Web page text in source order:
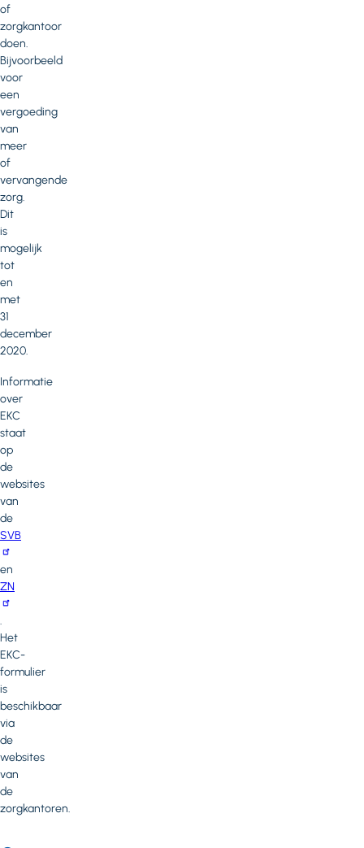
of
zorgkantoor
doen.
Bijvoorbeeld
voor
een
vergoeding
van
meer
of
vervangende
zorg.
Dit
is
mogelijk
tot
en
met
31
december
2020.
Informatie
over
EKC
staat
op
de
websites
van
de
SVB
en
ZN
.
Het
EKC-
formulier
is
beschikbaar
via
de
websites
van
de
zorgkantoren.